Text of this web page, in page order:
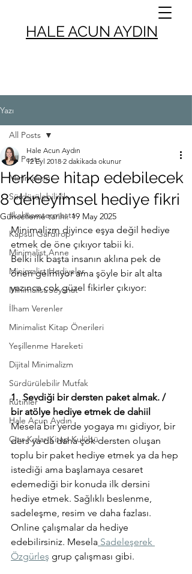
HALE ACUN AYDIN
Yazı
All Posts
Minimalizm
Sürdürülebilirlik
#kahvemtermosta
Kapsül Gardırop
Minimalist Anne
Minimalist Hediyeler
Minimalist Seyahat
İlham Verenler
Minimalist Kitap Önerileri
Yeşillenme Hareketi
Dijital Minimalizm
Sürdürülebilir Mutfak
Rutinler
Hale Acun Aydın
Çıtır Kızlar Kitap Kulübü
All Posts
Herkese hitap edebilecek
8 deneyimsel hediye fikri
Hale Acun Aydın
12 Eyl 2018 2 dakikada okunur
Güncelleme tarihi:19 May 2025
Minimalizm diyince eşya değil hediye
etmek de öne çıkıyor tabii ki.
Belki ilk başta insanın aklına pek de
öneri gelmiyor ama şöyle bir alt alta
yazınca çok güzel fikirler çıkıyor:
1.  Sevdiği bir dersten paket almak. /
bir atölye hediye etmek de dahiil
Mesela bir yerde yogaya mı gidiyor, bir
ders ya da daha çok dersten oluşan
toplu bir paket hediye etmek ya da hep
istediği ama başlamaya cesaret
edemediği bir konuda ilk dersini
hediye etmek. Sağlıklı beslenme,
sadeleşme, resim ve daha fazlası.
Online çalışmalar da hediye
edebilirsiniz. Mesela Sadeleşerek
Özgürleş grup çalışması gibi.